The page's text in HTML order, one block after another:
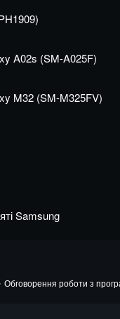
A02s (SM-A025F)
M32 (SM-M325FV)
Samsung
Обговорення роботи з